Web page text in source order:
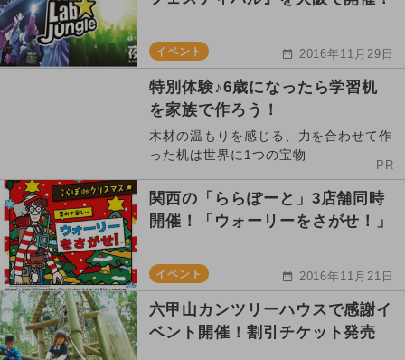
イベント 2016年11月29日
特別体験♪6歳になったら学習机
を家族で作ろう！
木材の温もりを感じる、力を合わせて作
った机は世界に1つの宝物
PR
関西の「ららぽーと」3店舗同時
開催！「ウォーリーをさがせ！」
イベント 2016年11月21日
六甲山カンツリーハウスで感謝イ
ベント開催！割引チケット発売